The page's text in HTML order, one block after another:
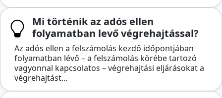
Mi történik az adós ellen
folyamatban levő végrehajtással?
Az adós ellen a felszámolás kezdő időpontjában
folyamatban lévő – a felszámolás körébe tartozó
vagyonnal kapcsolatos – végrehajtási eljárásokat a
végrehajtást…